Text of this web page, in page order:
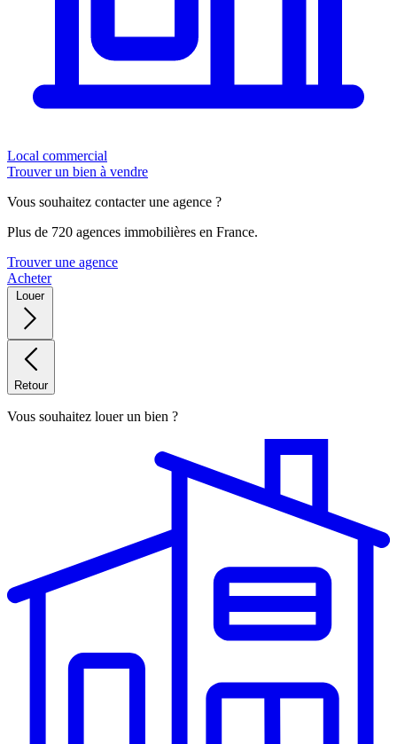
Local commercial
Trouver un bien à vendre
Vous souhaitez contacter une agence ?
Plus de 720 agences immobilières en France.
Trouver une agence
Acheter
Louer
Retour
Vous souhaitez louer un bien ?